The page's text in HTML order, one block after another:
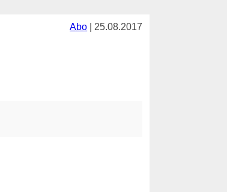
Abo | 25.08.2017